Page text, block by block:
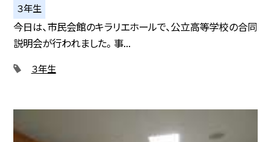
３年生
今日は、市民会館のキラリエホールで、公立高等学校の合同
説明会が行われました。 事...
３年生